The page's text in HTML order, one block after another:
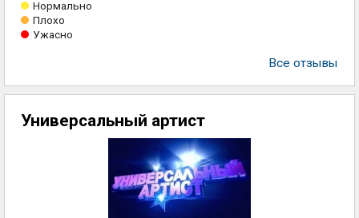
Нормально
Плохо
Ужасно
Все отзывы
Универсальный артист